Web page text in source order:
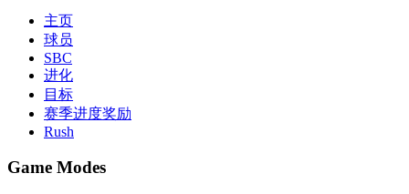
主页
球员
SBC
进化
目标
赛季进度奖励
Rush
Game Modes